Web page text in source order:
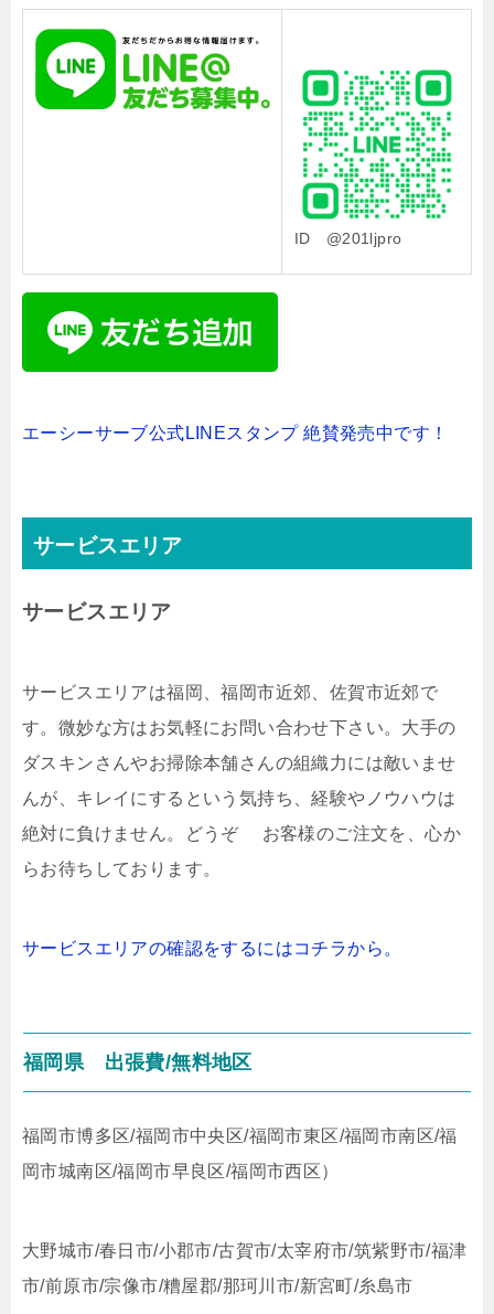
ID @201ljpro
エーシーサーブ公式LINEスタンプ 絶賛発売中です！
サービスエリア
サービスエリア
サービスエリアは福岡、福岡市近郊、佐賀市近郊で
す。微妙な方はお気軽にお問い合わせ下さい。大手の
ダスキンさんやお掃除本舗さんの組織力には敵いませ
んが、キレイにするという気持ち、経験やノウハウは
絶対に負けません。どうぞ お客様のご注文を、心か
らお待ちしております。
サービスエリアの確認をするにはコチラから。
福岡県 出張費/無料地区
福岡市博多区/福岡市中央区/福岡市東区/福岡市南区/福
岡市城南区/福岡市早良区/福岡市西区）
大野城市/春日市/小郡市/古賀市/太宰府市/筑紫野市/福津
市/前原市/宗像市/糟屋郡/那珂川市/新宮町/糸島市